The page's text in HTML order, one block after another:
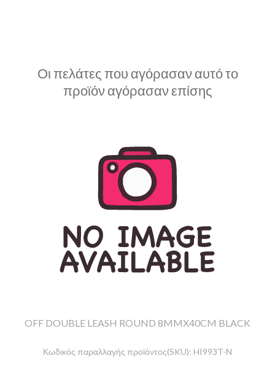
Οι πελάτες που αγόρασαν αυτό το
προϊόν αγόρασαν επίσης
OFF DOUBLE LEASH ROUND 8MMX40CM BLACK
Κωδικός παραλλαγής προϊόντος(SKU): HI993T-N